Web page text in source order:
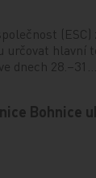
(ESC)
určovat hlavní
dnech 28.–31…
Bohnice